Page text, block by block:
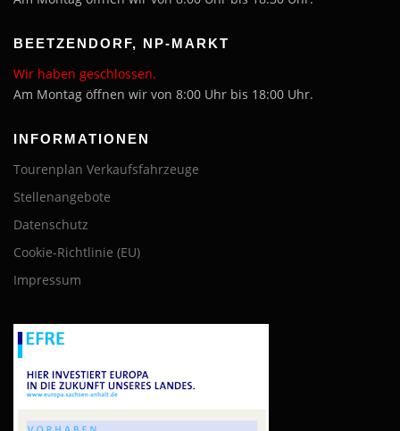
BEETZENDORF, NP-MARKT
Wir haben geschlossen.
Am Montag öffnen wir von 8:00 Uhr bis 18:00 Uhr.
INFORMATIONEN
Tourenplan Verkaufsfahrzeuge
Stellenangebote
Datenschutz
Cookie-Richtlinie (EU)
Impressum